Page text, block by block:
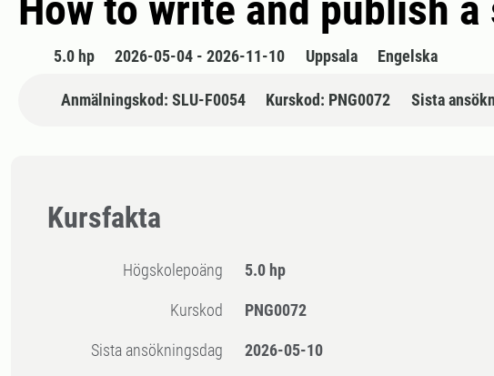
5.0 hp 2026-05-04 - 2026-11-10 Uppsala Engelska
Anmälningskod: SLU-F0054 Kurskod: PNG0072 Sista
Kursfakta
högskolepoäng 5.0 hp
Kurskod PNG0072
Sista ansökningsdag 2026-05-10